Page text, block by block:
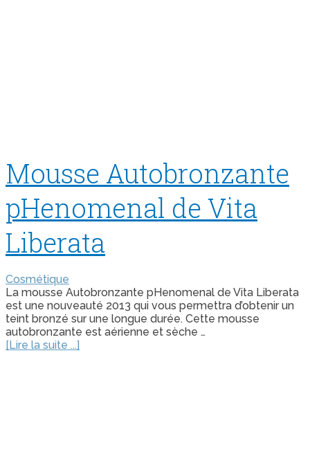
Mousse Autobronzante
pHenomenal de Vita
Liberata
Cosmétique
La mousse Autobronzante pHenomenal de Vita Liberata
est une nouveauté 2013 qui vous permettra d’obtenir un
teint bronzé sur une longue durée. Cette mousse
autobronzante est aérienne et sèche …
[Lire la suite ...]